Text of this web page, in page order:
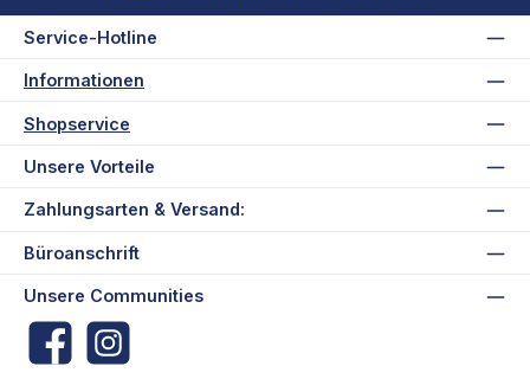
Service-Hotline
Informationen
Shopservice
Unsere Vorteile
Unsere Communities
FacebookInstagram
Zahlungsarten & Versand:
Büroanschrift